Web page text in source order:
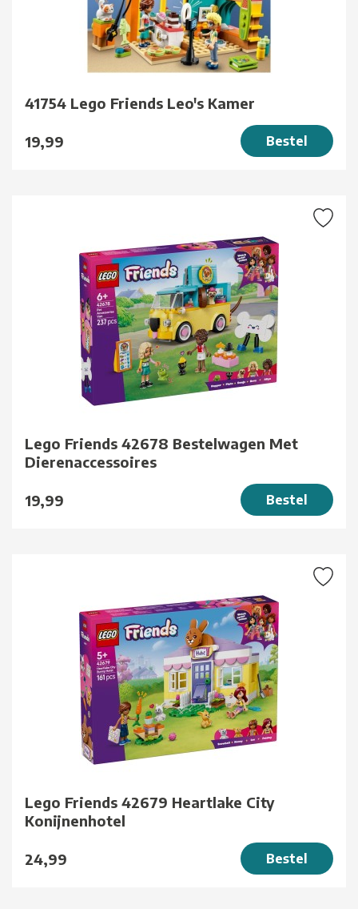
41754 Lego Friends Leo's Kamer
19,99 Bestel
Lego Friends 42678 Bestelwagen Met
Dierenaccessoires
19,99 Bestel
Lego Friends 42679 Heartlake City
Konijnenhotel
24,99 Bestel